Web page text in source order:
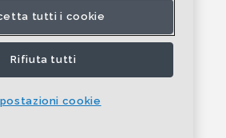
tutti i cookie
Rifiuta tutti
cookie